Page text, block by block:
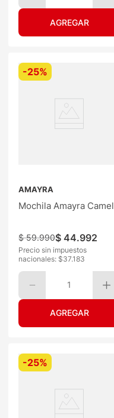
-25%
AMAYRA
Mochila Amayra Camel
$ 59.990$ 44.992
Precio sin impuestos
nacionales: $37.183
1
-25%